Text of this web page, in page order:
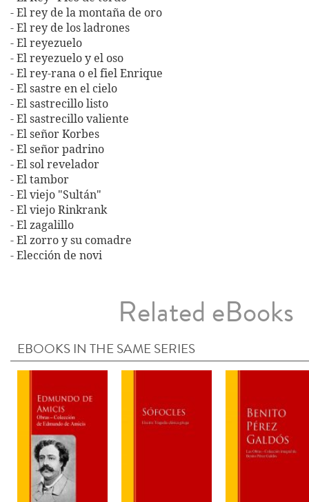
- El rey de la montaña de oro
- El rey de los ladrones
- El reyezuelo
- El reyezuelo y el oso
- El rey-rana o el fiel Enrique
- El sastre en el cielo
- El sastrecillo listo
- El sastrecillo valiente
- El señor Korbes
- El señor padrino
- El sol revelador
- El tambor
- El viejo "Sultán"
- El viejo Rinkrank
- El zagalillo
- El zorro y su comadre
- Elección de novi
Related eBooks
EBOOKS IN THE SAME SERIES